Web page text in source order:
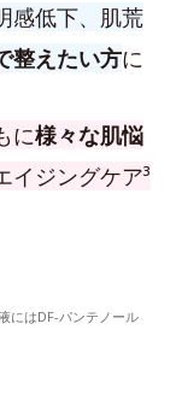
感低下、肌荒
整えたい方に
に様々な肌悩
イジングケア³
にはDF-パンテノール